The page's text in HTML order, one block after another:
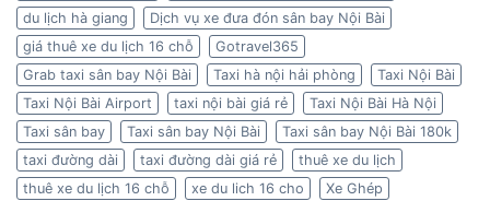
du lịch hà giang
Dịch vụ xe đưa đón sân bay Nội Bài
giá thuê xe du lịch 16 chỗ
Gotravel365
Grab taxi sân bay Nội Bài
Taxi hà nội hải phòng
Taxi Nội Bài
Taxi Nội Bài Airport
taxi nội bài giá rẻ
Taxi Nội Bài Hà Nội
Taxi sân bay
Taxi sân bay Nội Bài
Taxi sân bay Nội Bài 180k
taxi đường dài
taxi đường dài giá rẻ
thuê xe du lịch
thuê xe du lịch 16 chỗ
xe du lich 16 cho
Xe Ghép